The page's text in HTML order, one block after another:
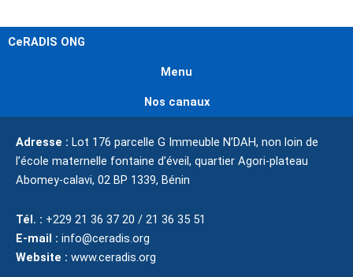
CeRADIS ONG
Menu
Nos canaux
Adresse : Lot 176 parcelle G Immeuble N’DAH, non loin de
l’école maternelle fontaine d’éveil, quartier Agori-plateau
Abomey-calavi, 02 BP 1339, Bénin
Tél. : +229 21 36 37 20 / 21 36 35 51
E-mail : info@ceradis.org
Website : www.ceradis.org